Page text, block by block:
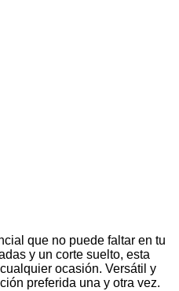
que no puede faltar en tu
y un corte suelto, esta
ocasión. Versátil y
preferida una y otra vez.